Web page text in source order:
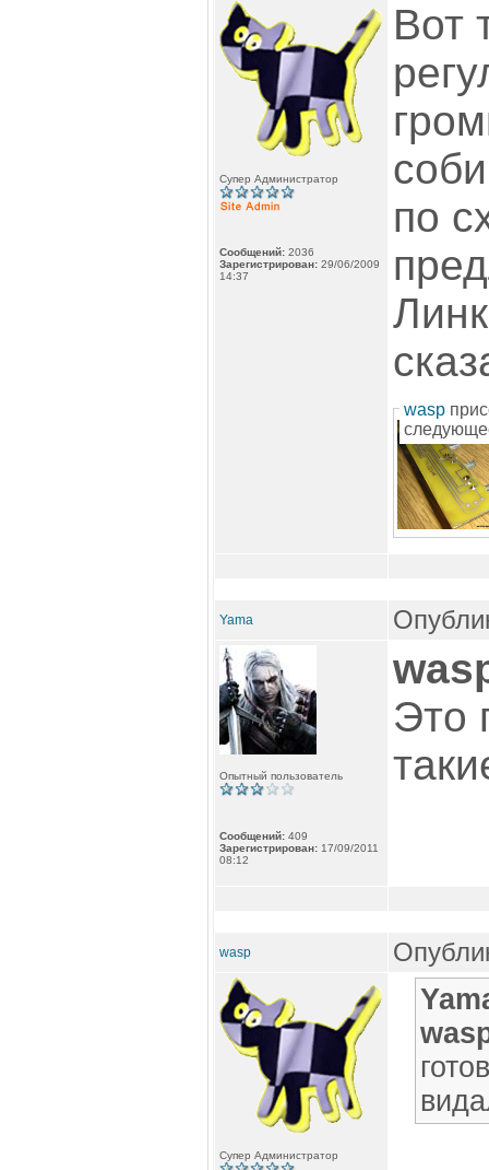
Супер Администратор
Сообщений: 2036
Зарегистрирован: 29/06/2009
14:37
Вот
по
wasp
Yama
Опытный пользователь
Сообщений: 409
Зарегистрирован: 17/09/2011
08:12
Это
wasp
Супер Администратор